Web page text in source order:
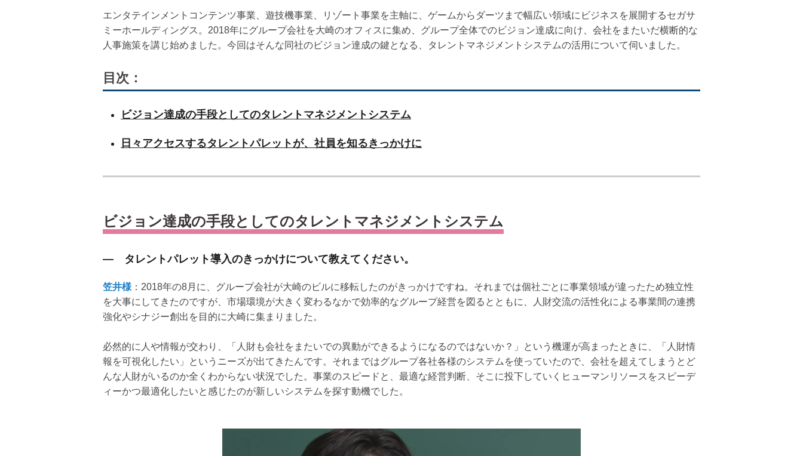
エンタテインメントコンテンツ事業、遊技機事業、リゾート事業を主軸に、ゲームからダーツまで幅広い領域にビジネスを展開するセガサ
ミーホールディングス。2018年にグループ会社を大崎のオフィスに集め、グループ全体でのビジョン達成に向け、会社をまたいだ横断的な
人事施策を講じ始めました。今回はそんな同社のビジョン達成の鍵となる、タレントマネジメントシステムの活用について伺いました。
目次：
ビジョン達成の手段としてのタレントマネジメントシステム
日々アクセスするタレントパレットが、社員を知るきっかけに
ビジョン達成の手段としてのタレントマネジメントシステム
― タレントパレット導入のきっかけについて教えてください。
笠井様：2018年の8月に、グループ会社が大崎のビルに移転したのがきっかけですね。それまでは個社ごとに事業領域が違ったため独立性
を大事にしてきたのですが、市場環境が大きく変わるなかで効率的なグループ経営を図るとともに、人財交流の活性化による事業間の連携
強化やシナジー創出を目的に大崎に集まりました。
必然的に人や情報が交わり、「人財も会社をまたいでの異動ができるようになるのではないか？」という機運が高まったときに、「人財情
報を可視化したい」というニーズが出てきたんです。それまではグループ各社各様のシステムを使っていたので、会社を超えてしまうとど
んな人財がいるのか全くわからない状況でした。事業のスピードと、最適な経営判断、そこに投下していくヒューマンリソースをスピーデ
ィーかつ最適化したいと感じたのが新しいシステムを探す動機でした。